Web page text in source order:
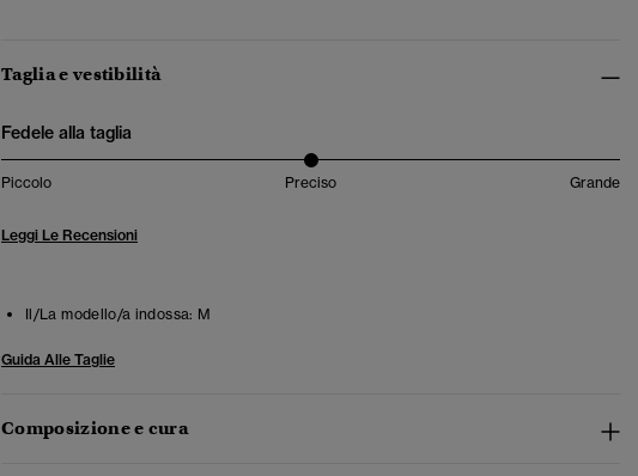
Taglia e vestibilità
Fedele alla taglia
Piccolo Preciso Grande
Leggi Le Recensioni
Il/La modello/a indossa: M
Guida Alle Taglie
Composizione e cura